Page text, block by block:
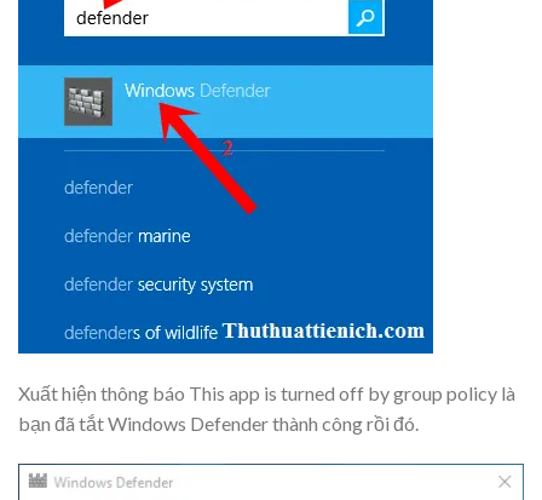
Xuất hiện thông báo This app is turned off by group policy là
bạn đã tắt Windows Defenderthành công rồi đó.